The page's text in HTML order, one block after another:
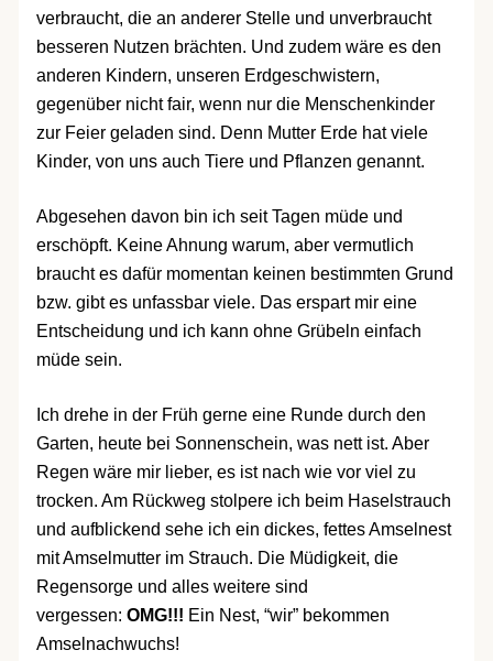
verbraucht, die an anderer Stelle und unverbraucht
besseren Nutzen brächten. Und zudem wäre es den
anderen Kindern, unseren Erdgeschwistern,
gegenüber nicht fair, wenn nur die Menschenkinder
zur Feier geladen sind. Denn Mutter Erde hat viele
Kinder, von uns auch Tiere und Pflanzen genannt.
Abgesehen davon bin ich seit Tagen müde und
erschöpft. Keine Ahnung warum, aber vermutlich
braucht es dafür momentan keinen bestimmten Grund
bzw. gibt es unfassbar viele. Das erspart mir eine
Entscheidung und ich kann ohne Grübeln einfach
müde sein.
Ich drehe in der Früh gerne eine Runde durch den
Garten, heute bei Sonnenschein, was nett ist. Aber
Regen wäre mir lieber, es ist nach wie vor viel zu
trocken. Am Rückweg stolpere ich beim Haselstrauch
und aufblickend sehe ich ein dickes, fettes Amselnest
mit Amselmutter im Strauch. Die Müdigkeit, die
Regensorge und alles weitere sind
vergessen: OMG!!! Ein Nest, “wir” bekommen
Amselnachwuchs!